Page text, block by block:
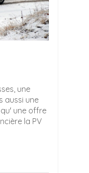
une
aussi une
une offre
la PV